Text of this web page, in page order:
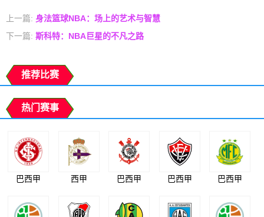
上一篇: 身法篮球NBA：场上的艺术与智慧
下一篇: 斯科特：NBA巨星的不凡之路
推荐比赛
热门赛事
巴西甲 西甲 巴西甲 巴西甲 巴西甲